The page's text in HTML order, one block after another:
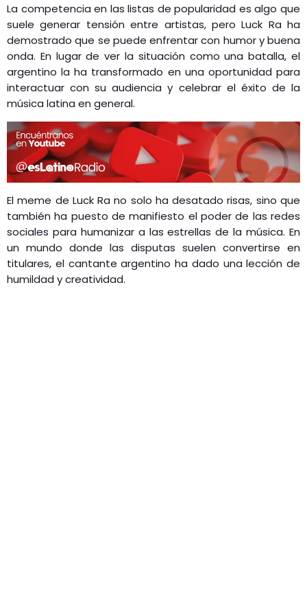
La competencia en las listas de popularidad es algo que
suele generar tensión entre artistas, pero Luck Ra ha
demostrado que se puede enfrentar con humor y buena
onda. En lugar de ver la situación como una batalla, el
argentino la ha transformado en una oportunidad para
interactuar con su audiencia y celebrar el éxito de la
música latina en general.
El meme de Luck Ra no solo ha desatado risas, sino que
también ha puesto de manifiesto el poder de las redes
sociales para humanizar a las estrellas de la música. En
un mundo donde las disputas suelen convertirse en
titulares, el cantante argentino ha dado una lección de
humildad y creatividad.